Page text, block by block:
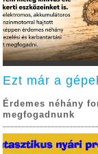
Ezt már a
Érdemes néhány
megfogadnunk